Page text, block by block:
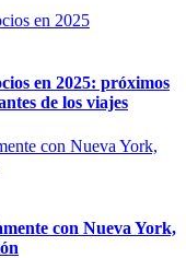
en 2025: próximos
de los viajes
con Nueva York,